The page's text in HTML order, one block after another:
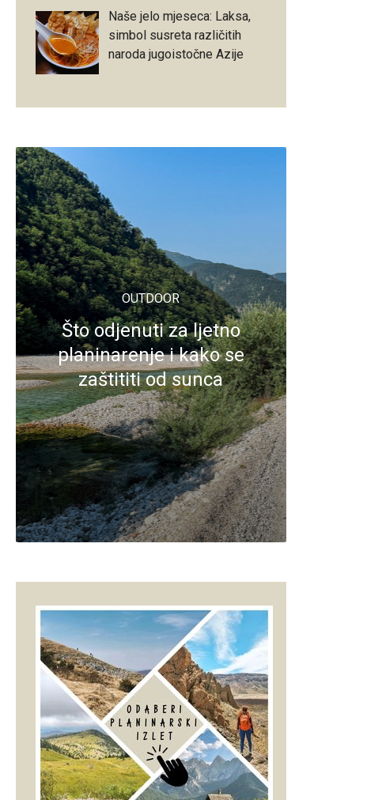
Naše jelo mjeseca: Laksa,
simbol susreta različitih
naroda jugoistočne Azije
OUTDOOR
Što odjenuti za ljetno
planinarenje i kako se
zaštititi od sunca